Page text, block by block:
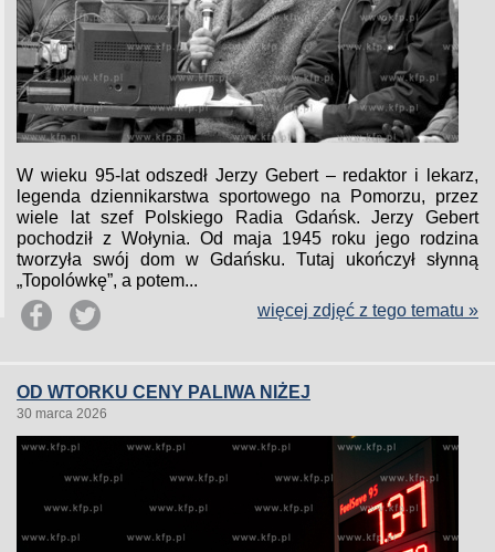
W wieku 95-lat odszedł Jerzy Gebert – redaktor i lekarz,
legenda dziennikarstwa sportowego na Pomorzu, przez
wiele lat szef Polskiego Radia Gdańsk. Jerzy Gebert
pochodził z Wołynia. Od maja 1945 roku jego rodzina
tworzyła swój dom w Gdańsku. Tutaj ukończył słynną
„Topolówkę”, a potem...
więcej zdjęć z tego tematu »
OD WTORKU CENY PALIWA NIŻEJ
30 marca 2026